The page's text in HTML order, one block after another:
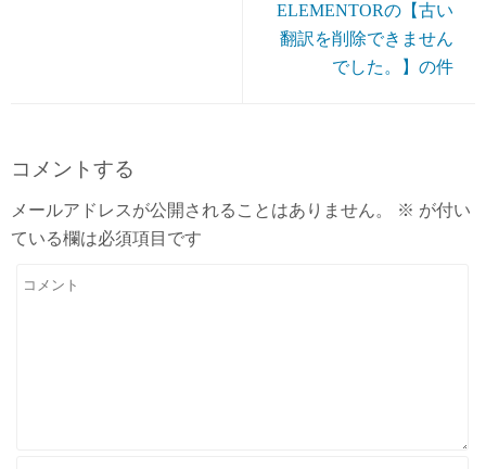
ELEMENTORの【古い
翻訳を削除できません
でした。】の件
コメントする
メールアドレスが公開されることはありません。 ※ が付い
ている欄は必須項目です